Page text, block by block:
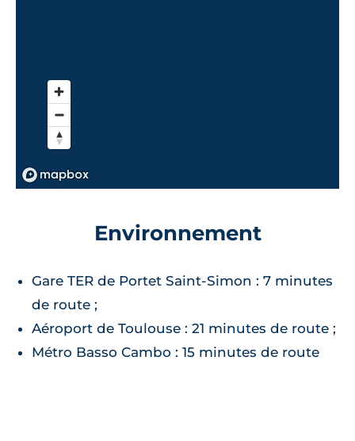
Environnement
Gare TER de Portet Saint-Simon : 7 minutes
de route ;
Aéroport de Toulouse : 21 minutes de route ;
Métro Basso Cambo : 15 minutes de route